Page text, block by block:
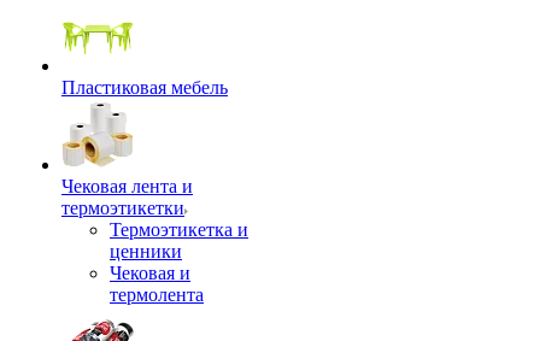
Пластиковая мебель
Чековая лента и
термоэтикетки
Термоэтикетка и
ценники
Чековая и
термолента